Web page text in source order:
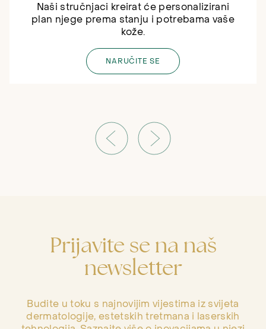
Naši stručnjaci kreirat će personalizirani
plan njege prema stanju i potrebama vaše
kože.
NARUČITE SE
Prijavite se na naš
newsletter
Budite u toku s najnovijim vijestima iz svijeta
dermatologije, estetskih tretmana i laserskih